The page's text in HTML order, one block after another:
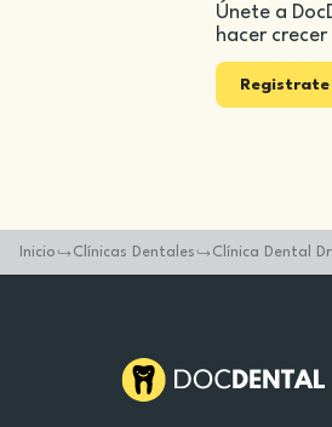
Únete a
hacer
Inicio Clínicas Dentales Clínica Dental